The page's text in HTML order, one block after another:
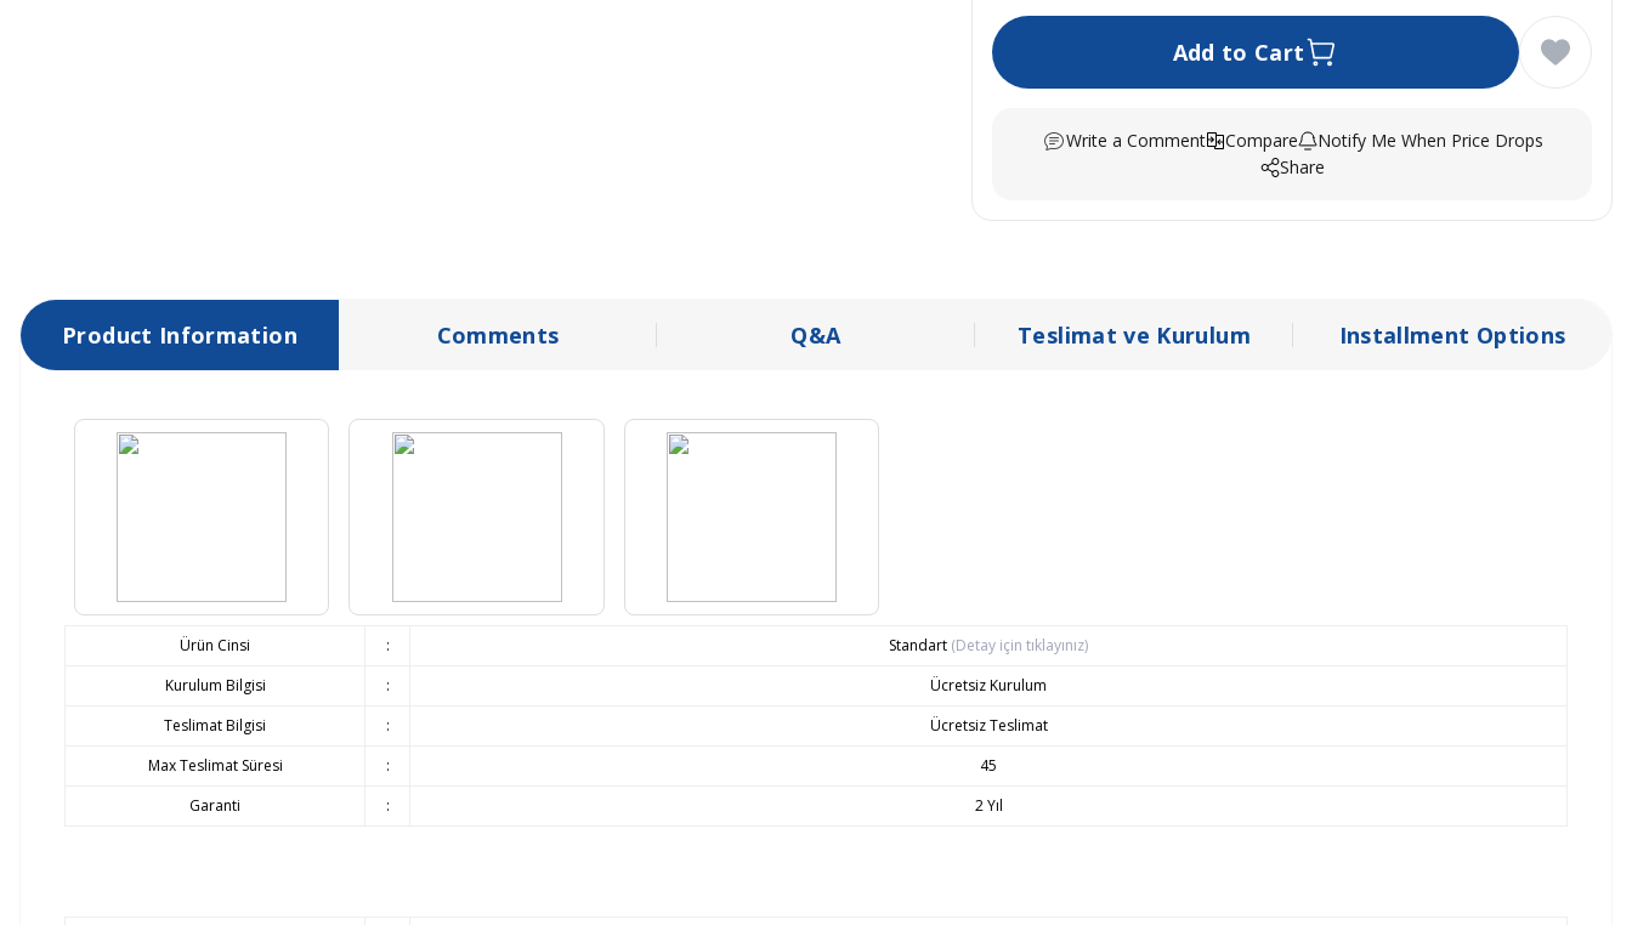
Add to Cart
Write a Comment Compare
Notify Me When Price Drops
Share
Product Information Comments Q&A Teslimat ve Kurulum Installment Options
Ürün Cinsi : Standart (Detay için tıklayınız)
Kurulum Bilgisi
:
Ücretsiz Kurulum
Teslimat Bilgisi
:
Ücretsiz Teslimat
Max Teslimat Süresi
:
45
Garanti
: 2 Yıl